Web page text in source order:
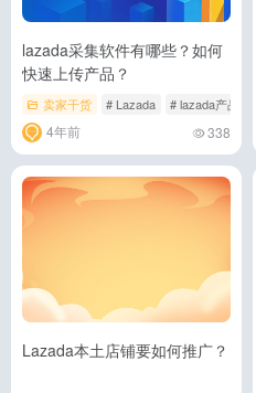
lazada采集软件有哪些？如何
快速上传产品？
卖家干货 # Lazada # lazada产品上传
4年前 338
Lazada本土店铺要如何推广？